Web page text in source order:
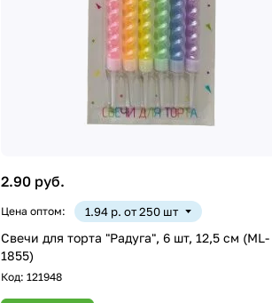
2.90 руб.
Цена оптом: 1.94 р. от 250 шт
Свечи для торта "Радуга", 6 шт, 12,5 см (ML-
1855)
Код: 121948